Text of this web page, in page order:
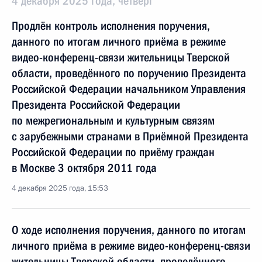
Продлён контроль исполнения поручения,
данного по итогам личного приёма в режиме
видео-конференц-связи жительницы Тверской
области, проведённого по поручению Президента
Российской Федерации начальником Управления
Президента Российской Федерации
по межрегиональным и культурным связям
с зарубежными странами в Приёмной Президента
Российской Федерации по приёму граждан
в Москве 3 октября 2011 года
4 декабря 2025 года, 15:53
О ходе исполнения поручения, данного по итогам
личного приёма в режиме видео-конференц-связи